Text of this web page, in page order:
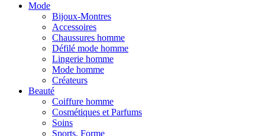
Mode
Bijoux-Montres
Accessoires
Chaussures homme
Défilé mode homme
Lingerie homme
Mode homme
Créateurs
Beauté
Coiffure homme
Cosmétiques et Parfums
Soins
Sports, Forme